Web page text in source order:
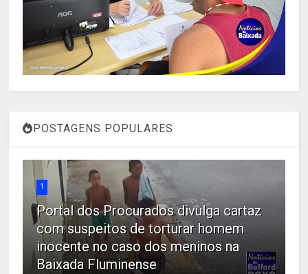
POSTAGENS POPULARES
1
Portal dos Procurados divulga cartaz
com suspeitos de torturar homem
inocente no caso dos meninos na
Baixada Fluminense